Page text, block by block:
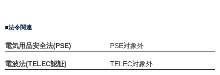
法令関連
電気用品安全法(PSE) PSE対象外
電波法(TELEC認証) TELEC対象外